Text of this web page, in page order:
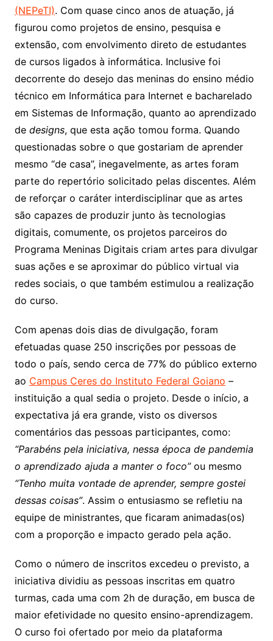
(NEPeTI). Com quase cinco anos de atuação, já
figurou como projetos de ensino, pesquisa e
extensão, com envolvimento direto de estudantes
de cursos ligados à informática. Inclusive foi
decorrente do desejo das meninas do ensino médio
técnico em Informática para Internet e bacharelado
em Sistemas de Informação, quanto ao aprendizado
de designs, que esta ação tomou forma. Quando
questionadas sobre o que gostariam de aprender
mesmo “de casa”, inegavelmente, as artes foram
parte do repertório solicitado pelas discentes. Além
de reforçar o caráter interdisciplinar que as artes
são capazes de produzir junto às tecnologias
digitais, comumente, os projetos parceiros do
Programa Meninas Digitais criam artes para divulgar
suas ações e se aproximar do público virtual via
redes sociais, o que também estimulou a realização
do curso.
Com apenas dois dias de divulgação, foram
efetuadas quase 250 inscrições por pessoas de
todo o país, sendo cerca de 77% do público externo
ao Campus Ceres do Instituto Federal Goiano –
instituição a qual sedia o projeto. Desde o início, a
expectativa já era grande, visto os diversos
comentários das pessoas participantes, como:
“Parabéns pela iniciativa, nessa época de pandemia
o aprendizado ajuda a manter o foco”ou mesmo
“Tenho muita vontade de aprender, sempre gostei
dessas coisas”. Assim o entusiasmo se refletiu na
equipe de ministrantes, que ficaram animadas(os)
com a proporção e impacto gerado pela ação.
Como o número de inscritos excedeu o previsto, a
iniciativa dividiu as pessoas inscritas em quatro
turmas, cada uma com 2h de duração, em busca de
maior efetividade no quesito ensino-aprendizagem.
O curso foi ofertado por meio da plataforma